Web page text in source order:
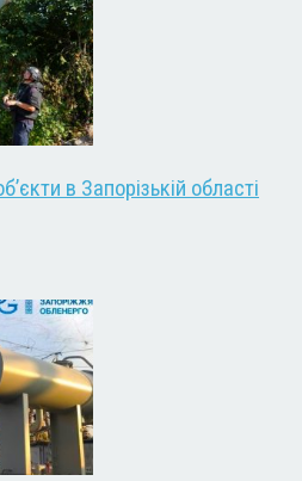
в Запорізькій області